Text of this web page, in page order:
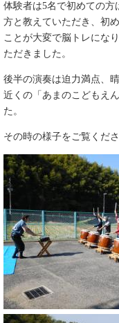
体験者は5名で初めての方
方と教えていただき、初
ことが大変で脳トレになり
ただきました。​
後半の演奏は迫力満点、
近くの「あまのこどもえ
た。
その時の様子をご覧くださ